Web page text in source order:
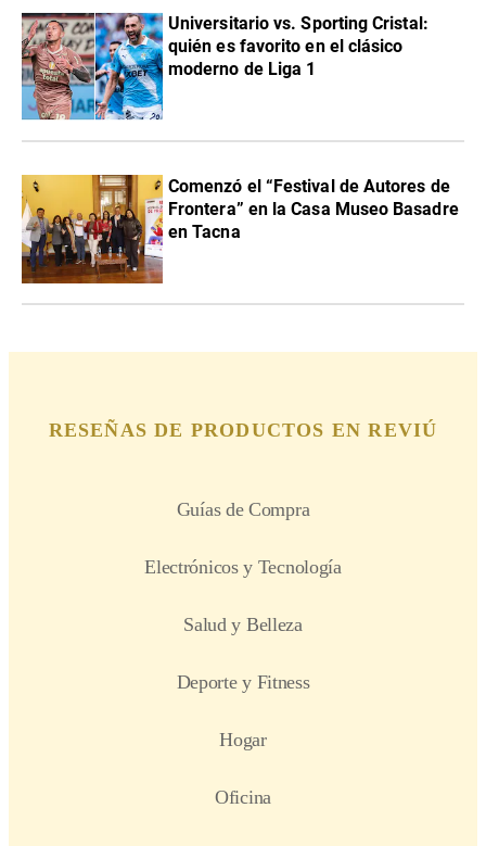
Universitario vs. Sporting Cristal:
quién es favorito en el clásico
moderno de Liga 1
Comenzó el “Festival de Autores de
Frontera” en la Casa Museo Basadre
en Tacna